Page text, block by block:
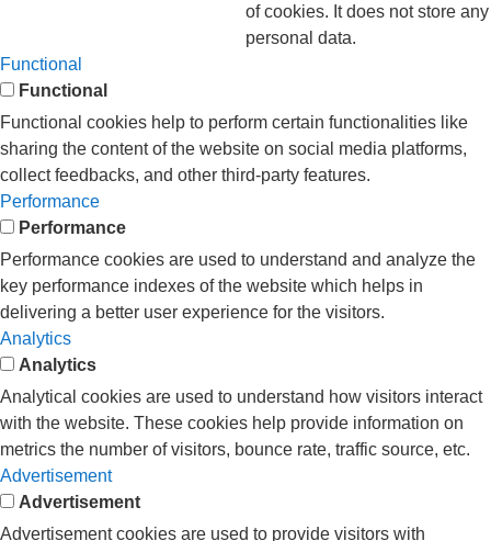
of cookies. It does not store any
personal data.
Functional
Functional
Functional cookies help to perform certain functionalities like
sharing the content of the website on social media platforms,
collect feedbacks, and other third-party features.
Performance
Performance
Performance cookies are used to understand and analyze the
key performance indexes of the website which helps in
delivering a better user experience for the visitors.
Analytics
Analytics
Analytical cookies are used to understand how visitors interact
with the website. These cookies help provide information on
metrics the number of visitors, bounce rate, traffic source, etc.
Advertisement
Advertisement
Advertisement cookies are used to provide visitors with